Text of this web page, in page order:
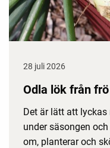
28 juli 2026
Odla lök från
Det är lätt att
under säsongen
om, planterar och